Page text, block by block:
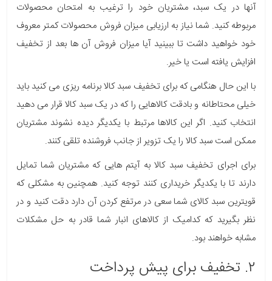
آنها در یک سبد، مشتریان خود را ترغیب به امتحان محصولات
مربوطه کنید. شما نیاز به ارزیابی میزان فروش محصولات کمتر معروف
خود خواهید داشت تا ببینید آیا میزان فروش آن ها بعد از تخفیف
افزایش یافته است یا خیر.
با این حال هنگامی که برای تخفیف سبد کالا برنامه ریزی می کنید باید
خیلی محتاطانه و بادقت کالاهایی را که در یک سبد کالا قرار می دهید
انتخاب کنید. اگر این کالاها مرتبط با یکدیگر دیده نشوند مشتریان
ممکن است سبد کالا را یک تزویر از جانب فروشنده تلقی کنند.
برای اجرای تخفیف سبد کالا به آیتم هایی که مشتریان شما تمایل
دارند تا با یکدیگر خریداری کنند توجه کنید. همچنین به مشکلی که
قویترین سبد کالای شما سعی در مرتفع کردن آن دارد دقت کنید و در
نظر بگیرید که کدامیک از کالاهای انبار شما قادر به حل مشکلات
مشابه خواهند بود.
۲. تخفیف برای پیش پرداخت